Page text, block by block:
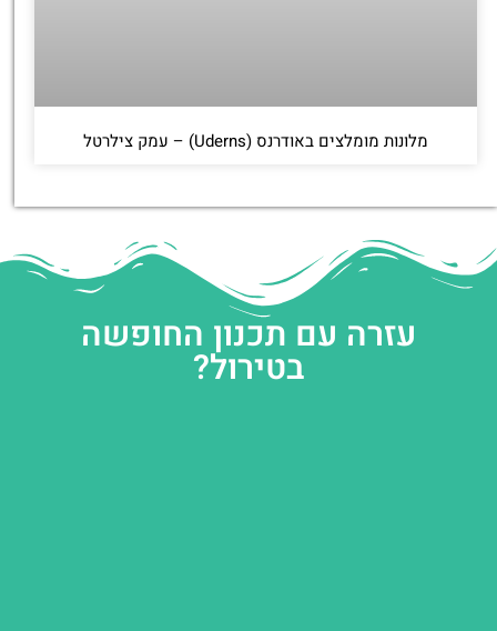
מלונות מומלצים באודרנס (Uderns) – עמק צילרטל
עזרה עם תכנון החופשה
בטירול?